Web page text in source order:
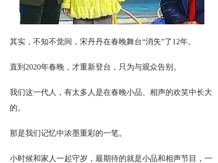
其实，不知不觉间，宋丹丹在春晚舞台“消失”了12年。
直到2020年春晚，才重新登台，只为与观众告别。
我们这一代人，有太多人是在春晚小品、相声的欢笑中长大
的。
那是我们记忆中浓墨重彩的一笔。
小时候和家人一起守岁，最期待的就是小品和相声节目，一